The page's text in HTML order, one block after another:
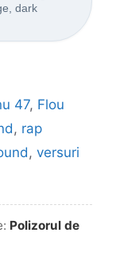
dark
47, Flou
, rap
, versuri
Polizorul de